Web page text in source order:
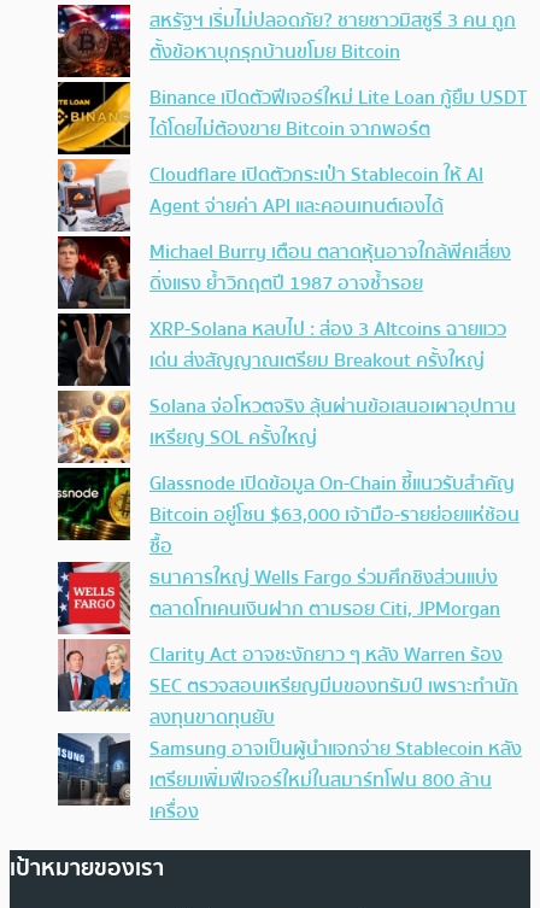
สหรัฐฯ เริ่มไม่ปลอดภัย? ชายชาวมิสซูรี 3 คน ถูก
ตั้งข้อหาบุกรุกบ้านขโมย Bitcoin
Binance เปิดตัวฟีเจอร์ใหม่ Lite Loan กู้ยืม USDT
ได้โดยไม่ต้องขาย Bitcoin จากพอร์ต
Cloudflare เปิดตัวกระเป๋า Stablecoin ให้ AI
Agent จ่ายค่า API และคอนเทนต์เองได้
Michael Burry เตือน ตลาดหุ้นอาจใกล้พีคเสี่ยง
ดิ่งแรง ย้ำวิกฤตปี 1987 อาจซ้ำรอย
XRP-Solana หลบไป : ส่อง 3 Altcoins ฉายแวว
เด่น ส่งสัญญาณเตรียม Breakout ครั้งใหญ่
Solana จ่อโหวตจริง ลุ้นผ่านข้อเสนอเผาอุปทาน
เหรียญ SOL ครั้งใหญ่
Glassnode เปิดข้อมูล On-Chain ชี้แนวรับสำคัญ
Bitcoin อยู่โซน $63,000 เจ้ามือ-รายย่อยแห่ช้อน
ซื้อ
ธนาคารใหญ่ Wells Fargo ร่วมศึกชิงส่วนแบ่ง
ตลาดโทเคนเงินฝาก ตามรอย Citi, JPMorgan
Clarity Act อาจชะงักยาว ๆ หลัง Warren ร้อง
SEC ตรวจสอบเหรียญมีมของทรัมป์ เพราะทำนัก
ลงทุนขาดทุนยับ
Samsung อาจเป็นผู้นำแจกจ่าย Stablecoin หลัง
เตรียมเพิ่มฟีเจอร์ใหม่ในสมาร์ทโฟน 800 ล้าน
เครื่อง
เป้าหมายของเรา